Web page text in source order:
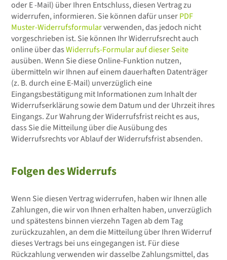
oder E -Mail) über Ihren Entschluss, diesen Vertrag zu
widerrufen, informieren. Sie können dafür unserPDF
Muster-Widerrufsformularverwenden, das jedoch nicht
vorgeschrieben ist. Sie können Ihr Widerrufsrecht auch
online über dasWiderrufs-Formular auf dieser Seite
ausüben. Wenn Sie diese Online-Funktion nutzen,
übermitteln wir Ihnen auf einem dauerhaften Datenträger
(z. B. durch eine E-Mail) unverzüglich eine
Eingangsbestätigung mit Informationen zum Inhalt der
Widerrufserklärung sowie dem Datum und der Uhrzeit ihres
Eingangs. Zur Wahrung der Widerrufsfrist reicht es aus,
dass Sie die Mitteilung über die Ausübung des
Widerrufsrechts vor Ablauf der Widerrufsfrist absenden.
Folgen des Widerrufs
Wenn Sie diesen Vertrag widerrufen, haben wir Ihnen alle
Zahlungen, die wir von Ihnen erhalten haben, unverzüglich
und spätestens binnen vierzehn Tagen ab dem Tag
zurückzuzahlen, an dem die Mitteilung über Ihren Widerruf
dieses Vertrags bei uns eingegangen ist. Für diese
Rückzahlung verwenden wir dasselbe Zahlungsmittel, das